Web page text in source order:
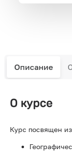
Описание
О курсе
Курс посвящен